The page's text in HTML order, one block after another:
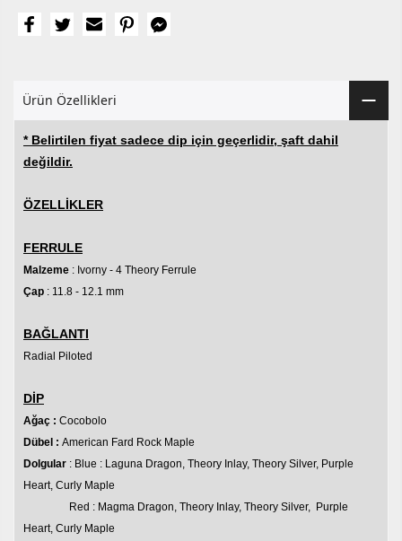
Ürün Özellikleri
* Belirtilen fiyat sadece dip için geçerlidir, şaft dahil
değildir.
ÖZELLİKLER
FERRULE
Malzeme : Ivorny - 4 Theory Ferrule
Çap : 11.8 - 12.1 mm
BAĞLANTI
Radial Piloted
DİP
Ağaç : Cocobolo
Dübel : American Fard Rock Maple
Dolgular : Blue : Laguna Dragon, Theory Inlay, Theory Silver, Purple
Heart, Curly Maple
Red : Magma Dragon, Theory Inlay, Theory Silver, Purple
Heart, Curly Maple